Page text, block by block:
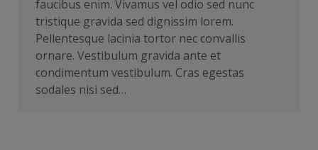
faucibus enim. Vivamus vel odio sed nunc
tristique gravida sed dignissim lorem.
Pellentesque lacinia tortor nec convallis
ornare. Vestibulum gravida ante et
condimentum vestibulum. Cras egestas
sodales nisi sed…